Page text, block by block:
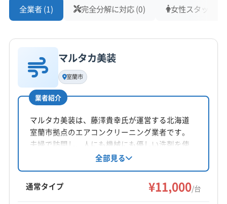
全業者 (1) 完全分解に対応 (0) 女性スタッフ在
マルタカ美装
室蘭市
業者紹介
マルタカ美装は、藤澤貴幸氏が運営する北海道
室蘭市拠点のエアコンクリーニング業者です。
夫婦で訪問し、人にも機械にも優しい洗剤を使
用。家庭用エアコンを中心に、丁寧な作業と安
心のサービスを提供します。営業時間外の相談
も可能です。
全部見る
通常タイプ ¥11,000/台